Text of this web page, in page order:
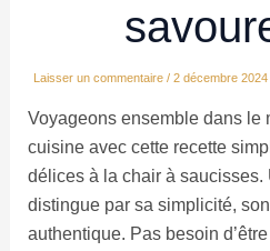
Laisser un commentaire / 2 décembre 2024
Voyageons ensemble dans le
cuisine avec cette recette
délices à la chair à saucisses.
distingue par sa simplicité,
authentique. Pas besoin